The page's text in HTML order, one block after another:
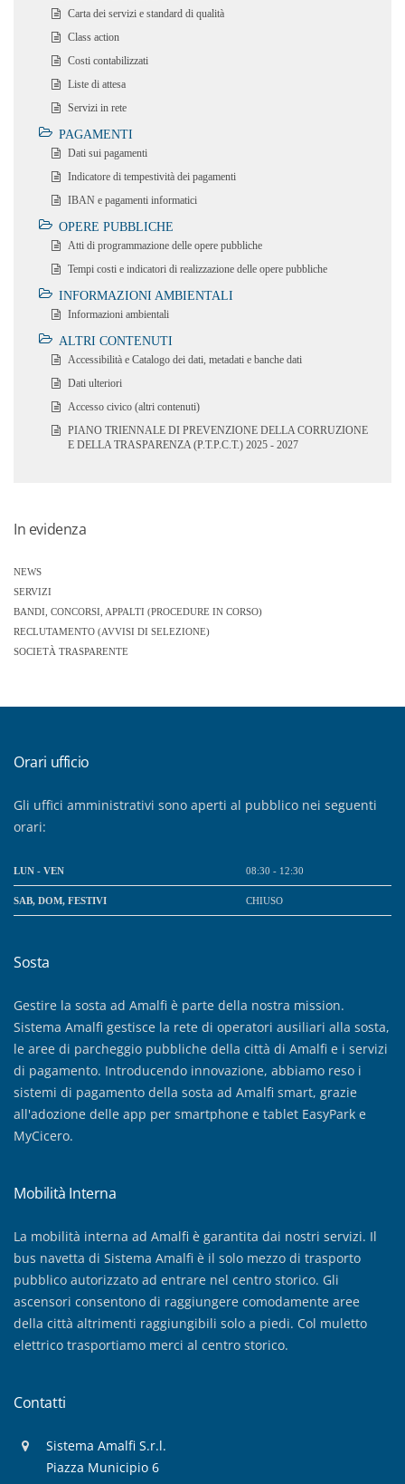
Carta dei servizi e standard di qualità
Class action
Costi contabilizzati
Liste di attesa
Servizi in rete
PAGAMENTI
Dati sui pagamenti
Indicatore di tempestività dei pagamenti
IBAN e pagamenti informatici
OPERE PUBBLICHE
Atti di programmazione delle opere pubbliche
Tempi costi e indicatori di realizzazione delle opere pubbliche
INFORMAZIONI AMBIENTALI
Informazioni ambientali
ALTRI CONTENUTI
Accessibilità e Catalogo dei dati, metadati e banche dati
Dati ulteriori
Accesso civico (altri contenuti)
PIANO TRIENNALE DI PREVENZIONE DELLA CORRUZIONE
E DELLA TRASPARENZA (P.T.P.C.T.) 2025 - 2027
In evidenza
NEWS
SERVIZI
BANDI, CONCORSI, APPALTI (PROCEDURE IN CORSO)
RECLUTAMENTO (AVVISI DI SELEZIONE)
SOCIETÀ TRASPARENTE
Orari ufficio
Gli uffici amministrativi sono aperti al pubblico nei seguenti
orari:
LUN - VEN 08:30 - 12:30
SAB, DOM, FESTIVI CHIUSO
Sosta
Gestire la sosta ad Amalfi è parte della nostra mission.
Sistema Amalfi gestisce la rete di operatori ausiliari alla sosta,
le aree di parcheggio pubbliche della città di Amalfi e i servizi
di pagamento. Introducendo innovazione, abbiamo reso i
sistemi di pagamento della sosta ad Amalfi smart, grazie
all'adozione delle app per smartphone e tablet EasyPark e
MyCicero.
Mobilità Interna
La mobilità interna ad Amalfi è garantita dai nostri servizi. Il
bus navetta di Sistema Amalfi è il solo mezzo di trasporto
pubblico autorizzato ad entrare nel centro storico. Gli
ascensori consentono di raggiungere comodamente aree
della città altrimenti raggiungibili solo a piedi. Col muletto
elettrico trasportiamo merci al centro storico.
Contatti
Sistema Amalfi S.r.l.
Piazza Municipio 6